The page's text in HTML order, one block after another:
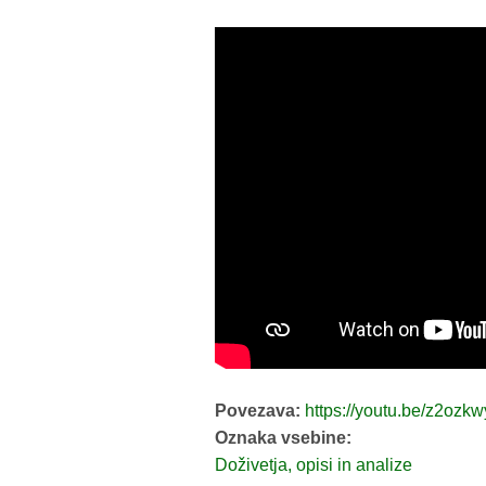
Povezava: https://youtu.be/
Oznaka vsebine:
Doživetja, opisi in analize